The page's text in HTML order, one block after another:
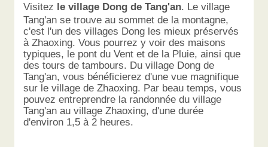
Visitez le village Dong de Tang'an. Le village
Tang'an se trouve au sommet de la montagne,
c'est l'un des villages Dong les mieux préservés
à Zhaoxing. Vous pourrez y voir des maisons
typiques, le pont du Vent et de la Pluie, ainsi que
des tours de tambours. Du village Dong de
Tang'an, vous bénéficierez d'une vue magnifique
sur le village de Zhaoxing. Par beau temps, vous
pouvez entreprendre la randonnée du village
Tang'an au village Zhaoxing, d'une durée
d'environ 1,5 à 2 heures.